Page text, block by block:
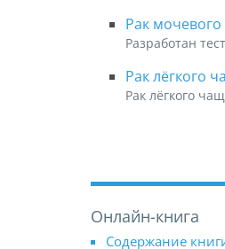
Рак мочевого
Разработан
Рак лёгкого
Рак лёгкого
Онлайн-книга
Содержание